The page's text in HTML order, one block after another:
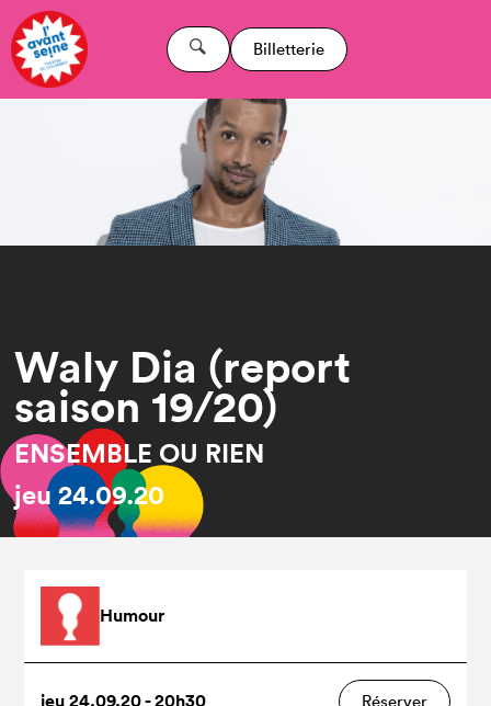
Billetterie
Waly Dia (report
saison 19/20)
ENSEMBLE OU RIEN
jeu24.09.20
Humour
jeu 24.09.20 - 20h30 Réserver